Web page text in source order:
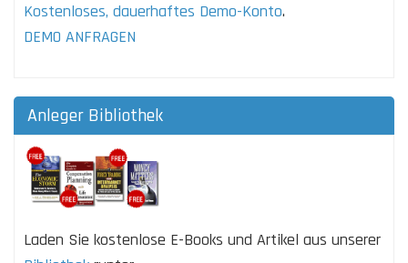
Kostenloses, dauerhaftes Demo-Konto.
DEMO ANFRAGEN
Anleger Bibliothek
Laden Sie kostenlose E-Books und Artikel aus unserer